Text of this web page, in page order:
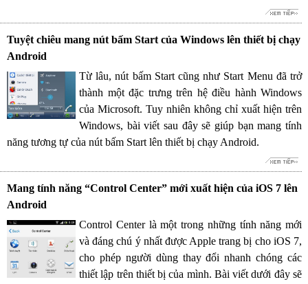
Tuyệt chiêu mang nút bấm Start của Windows lên thiết bị chạy
Android
Từ lâu, nút bấm Start cũng như Start Menu đã trở
thành một đặc trưng trên hệ điều hành Windows
của Microsoft. Tuy nhiên không chỉ xuất hiện trên
Windows, bài viết sau đây sẽ giúp bạn mang tính
năng tương tự của nút bấm Start lên thiết bị chạy Android.
Mang tính năng “Control Center” mới xuất hiện của iOS 7 lên
Android
Control Center là một trong những tính năng mới
và đáng chú ý nhất được Apple trang bị cho iOS 7,
cho phép người dùng thay đổi nhanh chóng các
thiết lập trên thiết bị của mình. Bài viết dưới đây sẽ